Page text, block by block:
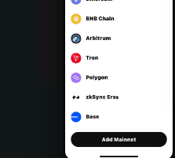
Português (Portugal)
Bahasa Indonesia
Português (Brasil)
Español (Argentina)